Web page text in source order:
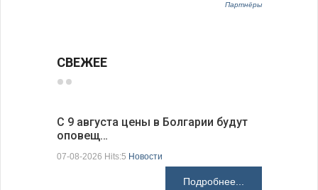
Партнёры
СВЕЖЕЕ
С 9 августа цены в Болгарии будут
оповещ…
07-08-2026 Hits:5 Новости
Подробнее...